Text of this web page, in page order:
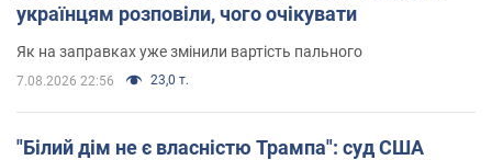
українцям розповіли, чого очікувати
Як на заправках уже змінили вартість пального
7.08.2026 22:56 23,0 т.
"Білий дім не є власністю Трампа": суд США